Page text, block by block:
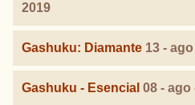
2019
Gashuku: Diamante 13 -
Gashuku - Esencial 08 - ago